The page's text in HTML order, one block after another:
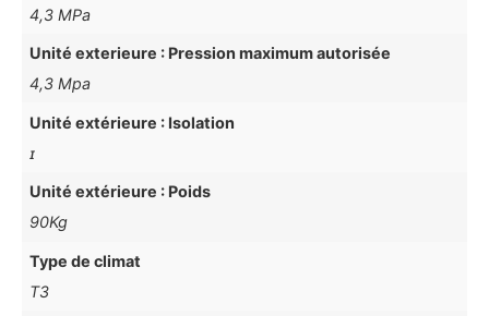
4,3 MPa
Unité exterieure : Pression maximum autorisée
4,3 Mpa
Unité extérieure : Isolation
ɪ
Unité extérieure : Poids
90Kg
Type de climat
T3